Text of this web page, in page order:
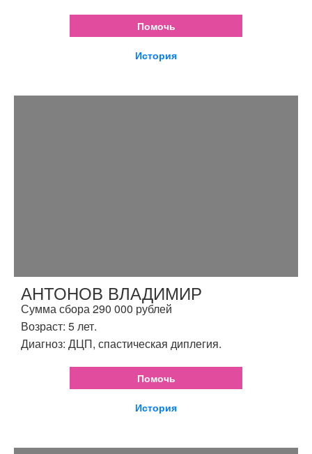
Помочь
История
АНТОНОВ ВЛАДИМИР
Сумма сбора 290 000 рублей
Возраст: 5 лет.
Диагноз: ДЦП, спастическая диплегия.
Помочь
История